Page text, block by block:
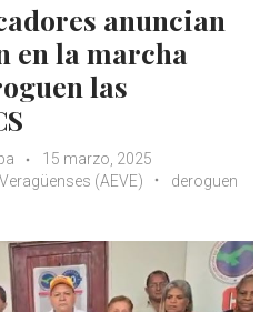
anuncian
en la marcha
las
15 marzo, 2025
(AEVE)
deroguen